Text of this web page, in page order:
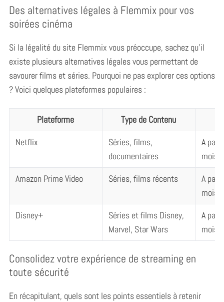
Des alternatives légales à Flemmix pour vos
soirées cinéma
Si la légalité du site Flemmix vous préoccupe, sachez qu’il
existe plusieurs alternatives légales vous permettant de
savourer films et séries. Pourquoi ne pas explorer ces options
? Voici quelques plateformes populaires :
Plateforme
Type de Contenu
Netflix
Séries, films,
documentaires
A
mois
Amazon Prime Video
Séries, films récents
A
mois
Disney+
Séries et films Disney,
Marvel, Star Wars
A
mois
Consolidez votre expérience de streaming en
toute sécurité
En récapitulant, quels sont les points essentiels à retenir
e
o
: